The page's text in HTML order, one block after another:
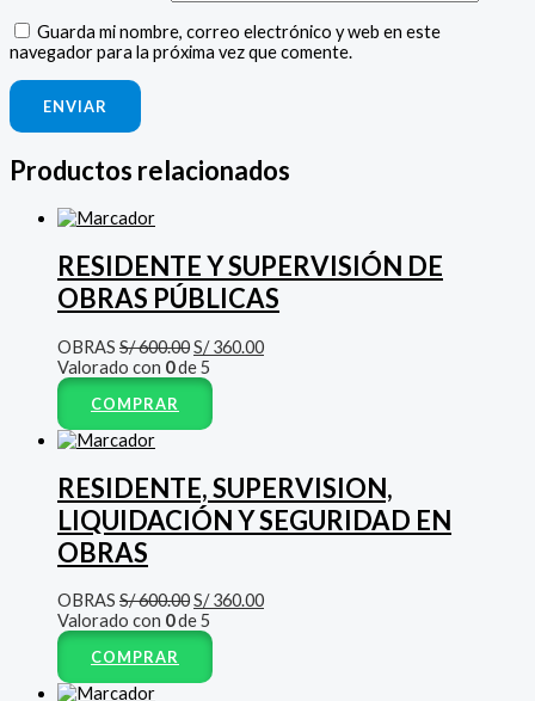
Guarda mi nombre, correo electrónico y web en este
navegador para la próxima vez que comente.
Productos relacionados
RESIDENTE Y SUPERVISIÓN DE
OBRAS PÚBLICAS
OBRAS S/600.00S/360.00
Valorado con 0de 5
COMPRAR
RESIDENTE, SUPERVISION,
LIQUIDACIÓN Y SEGURIDAD EN
OBRAS
OBRAS S/600.00S/360.00
Valorado con 0de 5
COMPRAR